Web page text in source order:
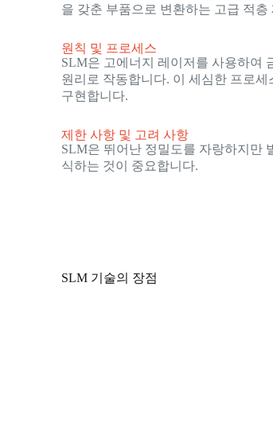
을 갖춘 부품으로 변환하는 고급 적층
원칙 및 프로세스
SLM은 고에너지 레이저를 사용하여
원리로 작동합니다. 이 세심한 프로
구현합니다.
제한 사항 및 고려 사항
SLM은 뛰어난 정밀도를 자랑하지만
식하는 것이 중요합니다.
SLM 기술의 장점